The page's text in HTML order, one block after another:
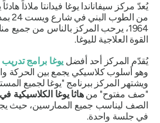
يُعدّ مركز سيفاناندا يوغا فيدانتا ملاذاً
من الطوب
1964، يرحب المركز بالناس من جميع
القوة العلاجية لليوغا.
يُقدّم المركز أحد أفضل يوغابرامج تدريب
وهو أسلوب كلاسيكي يجمع بين الحركة
ويشتهر المركز ببرنامج "يوغا لجميع
"صف مفتوح" منهاثا يوغا الكلاسيكية
الصف ليناسب جميع الممارسين، حيث
في جلسة واحدة.